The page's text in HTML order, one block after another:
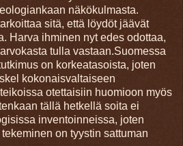
näkökulmasta.
sitä, että löydöt jäävät
Harva ihminen nyt edes odottaa,
tulla vastaan.Suomessa
on korkeatasoista, joten
kokonaisvaltaiseen
otettaisiin huomioon myös
tällä hetkellä soita ei
inventoinneissa, joten
on tyystin sattuman